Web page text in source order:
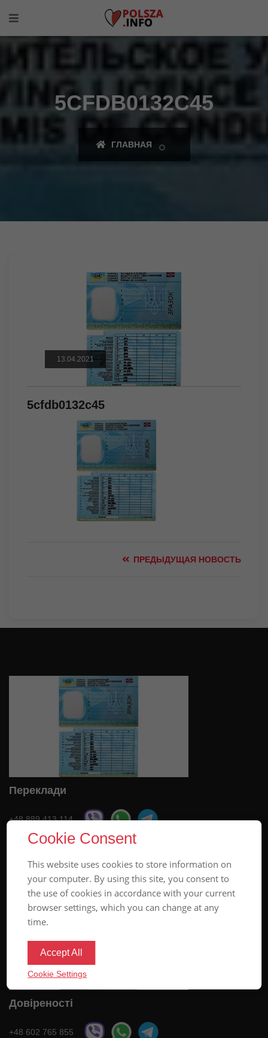
5CFDB0132C45
ГЛАВНАЯ
13.04.2021
5cfdb0132c45
ПРЕДЫДУЩАЯ НОВОСТЬ
Переклади
+48 889 413 114
Довіреності
+48 602 765 855
Cookie Consent
This website uses cookies to store information on
your computer. By using this site, you consent to
the use of cookies in accordance with your current
browser settings, which you can change at any
time.
Accept All
Cookie Settings